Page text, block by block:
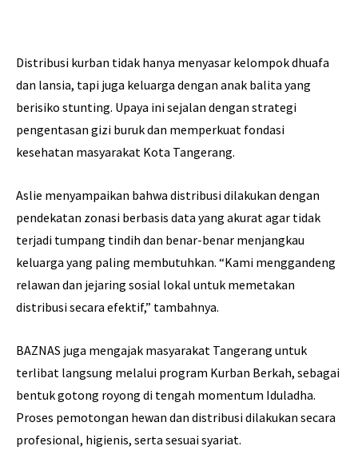
Distribusi kurban tidak hanya menyasar kelompok dhuafa
dan lansia, tapi juga keluarga dengan anak balita yang
berisiko stunting. Upaya ini sejalan dengan strategi
pengentasan gizi buruk dan memperkuat fondasi
kesehatan masyarakat Kota Tangerang.
Aslie menyampaikan bahwa distribusi dilakukan dengan
pendekatan zonasi berbasis data yang akurat agar tidak
terjadi tumpang tindih dan benar-benar menjangkau
keluarga yang paling membutuhkan. “Kami menggandeng
relawan dan jejaring sosial lokal untuk memetakan
distribusi secara efektif,” tambahnya.
BAZNAS juga mengajak masyarakat Tangerang untuk
terlibat langsung melalui program Kurban Berkah, sebagai
bentuk gotong royong di tengah momentum Iduladha.
Proses pemotongan hewan dan distribusi dilakukan secara
profesional, higienis, serta sesuai syariat.